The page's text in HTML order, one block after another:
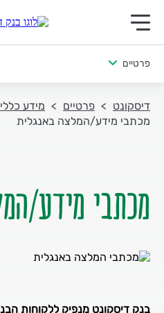
תפריט ראשי לנייד
פרטיים
דיסקונט פרטיים מידע כללי
מכתבי מידע/המלצה באנגלית
מכתבי מידע/
בנק דיסקונט מנפיק ללקוחות